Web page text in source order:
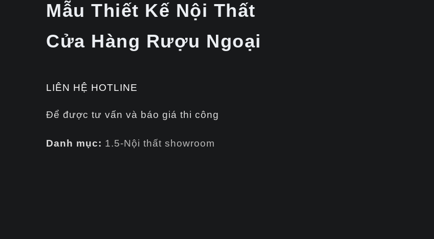
Mẫu Thiết Kế Nội Thất
Cửa Hàng Rượu Ngoại
LIÊN HỆ HOTLINE
Để được tư vấn và báo giá thi công
Danh mục: 1.5-Nội thất showroom